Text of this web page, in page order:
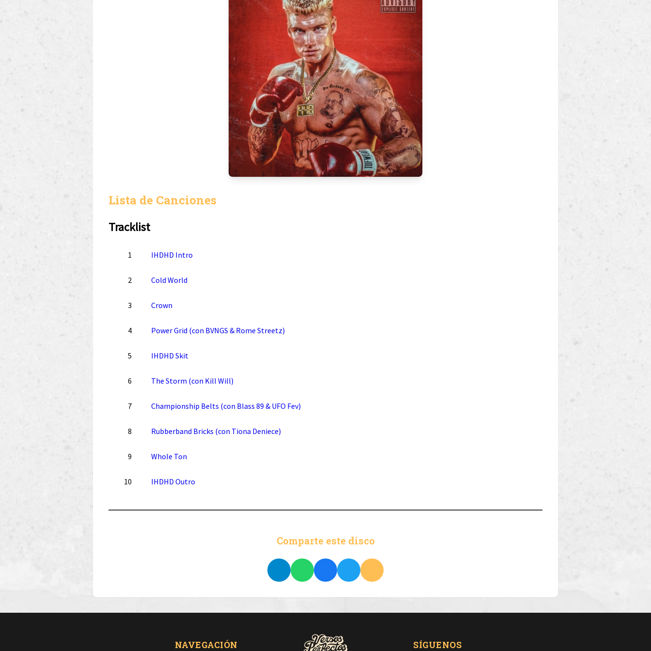
Lista de Canciones
Tracklist
1 IHDHD Intro
2 Cold World
3 Crown
4 Power Grid (con BVNGS & Rome Streetz)
5 IHDHD Skit
6 The Storm (con Kill Will)
7 Championship Belts (con Blass 89 & UFO Fev)
8 Rubberband Bricks (con Tiona Deniece)
9 Whole Ton
10 IHDHD Outro
Comparte este disco
NAVEGACIÓN SÍGUENOS